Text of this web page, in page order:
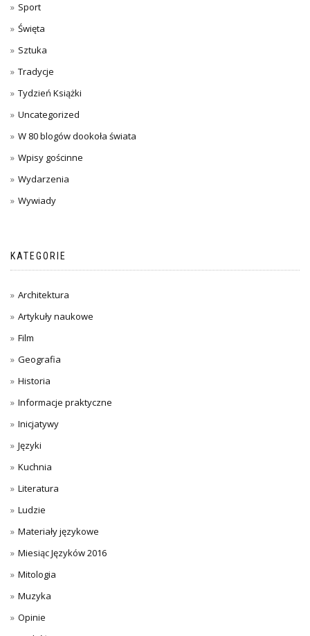
Sport
Święta
Sztuka
Tradycje
Tydzień Książki
Uncategorized
W 80 blogów dookoła świata
Wpisy gościnne
Wydarzenia
Wywiady
KATEGORIE
Architektura
Artykuły naukowe
Film
Geografia
Historia
Informacje praktyczne
Inicjatywy
Języki
Kuchnia
Literatura
Ludzie
Materiały językowe
Miesiąc Języków 2016
Mitologia
Muzyka
Opinie